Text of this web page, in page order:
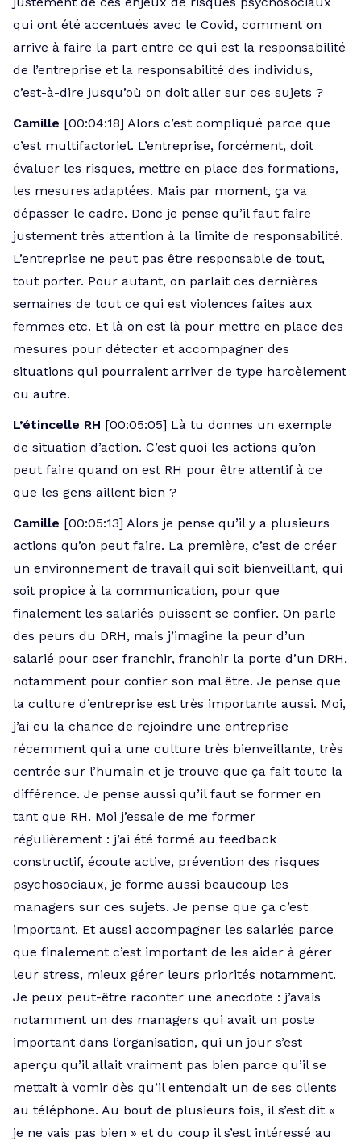
qui ont été accentués avec le Covid, comment on
arrive à faire la part entre ce qui est la responsabilité
de l’entreprise et la responsabilité des individus,
c’est-à-dire jusqu’où on doit aller sur ces sujets ?
Camille [00:04:18] Alors c’est compliqué parce que
c’est multifactoriel. L’entreprise, forcément, doit
évaluer les risques, mettre en place des formations,
les mesures adaptées. Mais par moment, ça va
dépasser le cadre. Donc je pense qu’il faut faire
justement très attention à la limite de responsabilité.
L’entreprise ne peut pas être responsable de tout,
tout porter. Pour autant, on parlait ces dernières
semaines de tout ce qui est violences faites aux
femmes etc. Et là on est là pour mettre en place des
mesures pour détecter et accompagner des
situations qui pourraient arriver de type harcèlement
ou autre.
L’étincelle RH [00:05:05] Là tu donnes un exemple
de situation d’action. C’est quoi les actions qu’on
peut faire quand on est RH pour être attentif à ce
que les gens aillent bien ?
Camille [00:05:13] Alors je pense qu’il y a plusieurs
actions qu’on peut faire. La première, c’est de créer
un environnement de travail qui soit bienveillant, qui
soit propice à la communication, pour que
finalement les salariés puissent se confier. On parle
des peurs du DRH, mais j’imagine la peur d’un
salarié pour oser franchir, franchir la porte d’un DRH,
notamment pour confier son mal être. Je pense que
la culture d’entreprise est très importante aussi. Moi,
j’ai eu la chance de rejoindre une entreprise
récemment qui a une culture très bienveillante, très
centrée sur l’humain et je trouve que ça fait toute la
différence. Je pense aussi qu’il faut se former en
tant que RH. Moi j’essaie de me former
régulièrement : j’ai été formé au feedback
constructif, écoute active, prévention des risques
psychosociaux, je forme aussi beaucoup les
managers sur ces sujets. Je pense que ça c’est
important. Et aussi accompagner les salariés parce
que finalement c’est important de les aider à gérer
leur stress, mieux gérer leurs priorités notamment.
Je peux peut-être raconter une anecdote : j’avais
notamment un des managers qui avait un poste
important dans l’organisation, qui un jour s’est
aperçu qu’il allait vraiment pas bien parce qu’il se
mettait à vomir dès qu’il entendait un de ses clients
au téléphone. Au bout de plusieurs fois, il s’est dit «
je ne vais pas bien » et du coup il s’est intéressé au